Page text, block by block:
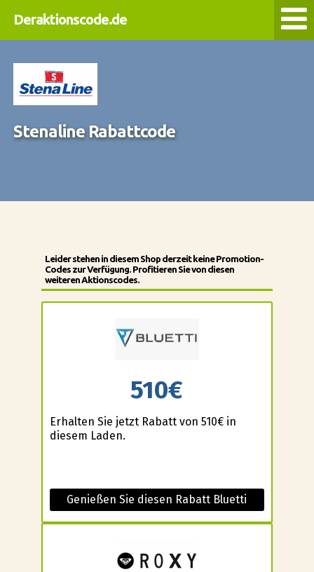
Deraktionscode.de
Stenaline Rabattcode
Leider stehen in diesem Shop derzeit keine Promotion-
Codes zur Verfügung. Profitieren Sie von diesen
weiteren Aktionscodes.
510€
Erhalten Sie jetzt Rabatt von 510€ in
diesem Laden.
Genießen Sie diesen Rabatt Bluetti